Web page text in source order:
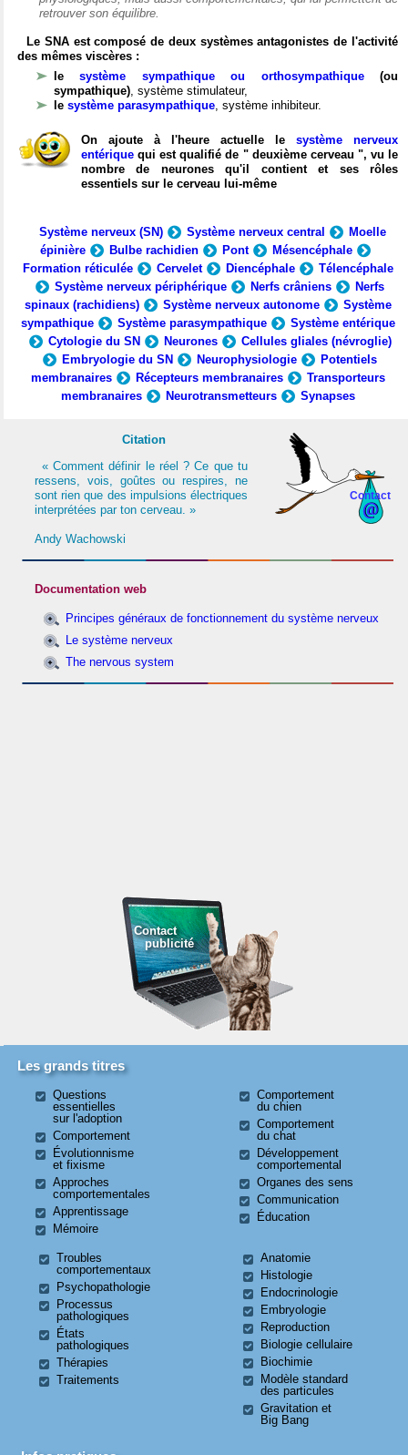
retrouver son équilibre.
Le SNA est composé de deux systèmes antagonistes de l'activité
des mêmes viscères :
lesystème sympathique ou orthosympathique(ou
sympathique), système stimulateur,
le système parasympathique, système inhibiteur.
On ajoute à l'heure actuelle le système nerveux
entérique qui est qualifié de " deuxième cerveau ", vu le
nombre de neurones qu'il contient et ses rôles
essentiels sur le cerveau lui-même
Système nerveux (SN) Système nerveux central
Moelle
épinière
Bulbe rachidien Pont
Mésencéphale
Formation réticulée
Cervelet Diencéphale
Télencéphale
Système nerveux périphérique
Nerfs crâniens
Nerfs
spinaux (rachidiens)
Système nerveux autonome
Système
sympathique
Système parasympathique
Système entérique
Cytologie du SN
Neurones
Cellules gliales (névroglie)
Embryologie du SN
Neurophysiologie
Potentiels
membranaires
Récepteurs membranaires
Transporteurs
membranaires
Neurotransmetteurs Synapses
Contact
Citation
« Comment définir le réel ? Ce que tu
ressens, vois, goûtes ou respires, ne
sont rien que des impulsions électriques
interprétées par ton cerveau. »
Andy Wachowski
Documentation web
Principes généraux de fonctionnement du système nerveux
Le système nerveux
The nervous system
Contact
publicité
Les grands titres
Questions
essentielles
sur l'adoption
Comportement
Évolutionnisme
et fixisme
Approches
comportementales
Apprentissage
Mémoire
Comportement
du chien
Comportement
du chat
Développement
comportemental
Organes des sens
Communication
Éducation
Troubles
comportementaux
Psychopathologie
Processus
pathologiques
États
pathologiques
Thérapies
Traitements
Anatomie
Histologie
Endocrinologie
Embryologie
Reproduction
Biologie cellulaire
Biochimie
Modèle standard
des particules
Gravitation et
Big Bang